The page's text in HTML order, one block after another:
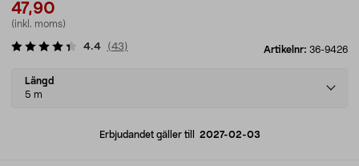
47,90
(inkl. moms)
Artikelnr: 36-9426
4.4 (43)
Select
variant
Längd
5 m
Erbjudandet gäller till 2027-02-03